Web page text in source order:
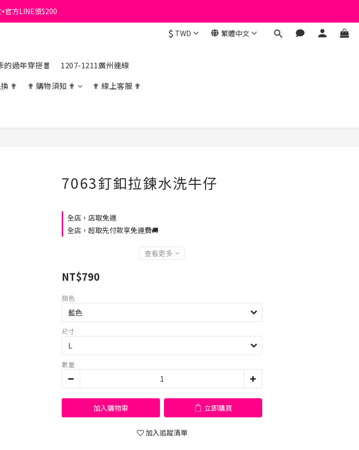
首購免運費🚚
官方LINE領$200
$ TWD 繁體中文
的過年穿搭🧧
1207-1211廣州連線
✟ ✟ 購物須知 ✟
✟ 線上客服 ✟
7063釘釦拉鍊水洗牛仔
全店，店取免運
全店，超取先付款享免運費🚚
查看更多
NT$790
顏色
尺寸
數量
加入購物車 立即購買
加入追蹤清單